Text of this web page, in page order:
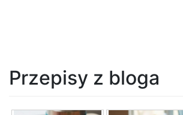
Przepisy z bloga